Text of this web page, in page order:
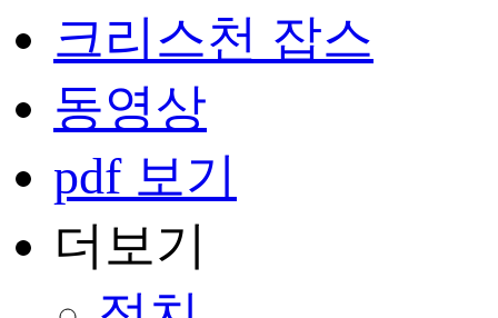
크리스천 잡스
동영상
pdf 보기
더보기